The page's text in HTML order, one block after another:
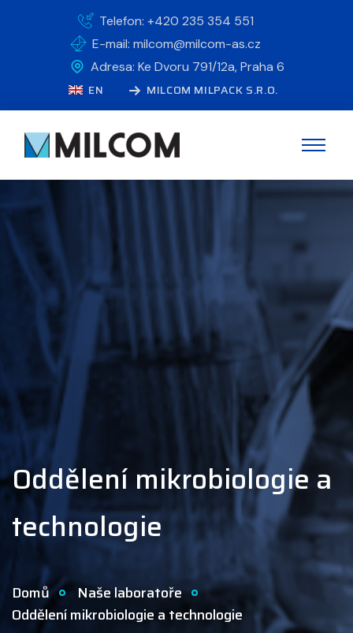
Telefon: +420 235 354 551
E-mail: milcom@milcom-as.cz
Adresa: Ke Dvoru 791/12a, Praha 6
EN MILCOM MILPACK S.R.O.
Oddělení mikrobiologie a
technologie
Domů
Naše laboratoře
Oddělení mikrobiologie a technologie